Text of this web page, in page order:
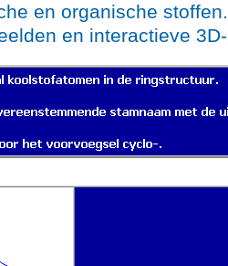
en organische stoffen.
en interactieve